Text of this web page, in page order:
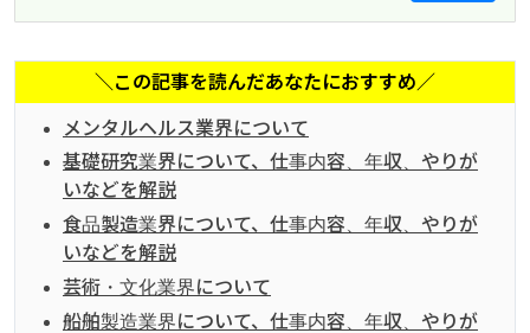
＼この記事を読んだあなたにおすすめ／
メンタルヘルス業界について
基礎研究業界について、仕事内容、年収、やりが
いなどを解説
食品製造業界について、仕事内容、年収、やりが
いなどを解説
芸術・文化業界について
船舶製造業界について、仕事内容、年収、やりが